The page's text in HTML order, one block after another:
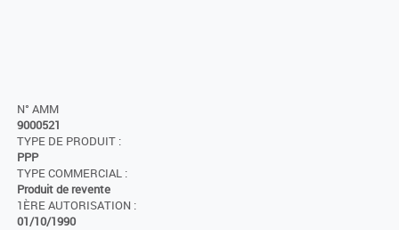
N° AMM
9000521
TYPE DE PRODUIT :
PPP
TYPE COMMERCIAL :
Produit de revente
1ÈRE AUTORISATION :
01/10/1990